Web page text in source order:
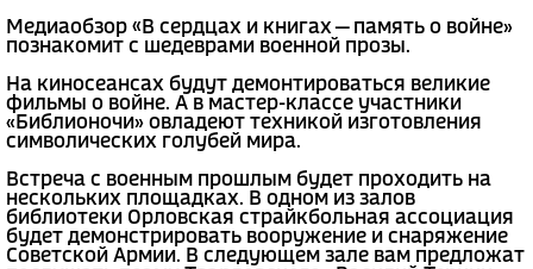
Медиаобзор «В сердцах и книгах — память о войне»
познакомит с шедеврами военной прозы.
На киносеансах будут демонтироваться великие
фильмы о войне. А в мастер-классе участники
«Библионочи» овладеют техникой изготовления
символических голубей мира.
Встреча с военным прошлым будет проходить на
нескольких площадках. В одном из залов
библиотеки Орловская страйкбольная ассоциация
будет демонстрировать вооружение и снаряжение
Советской Армии. В следующем зале вам предложат